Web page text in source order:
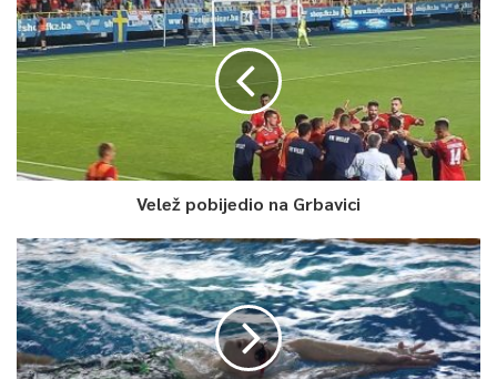
Velež pobijedio na Grbavici